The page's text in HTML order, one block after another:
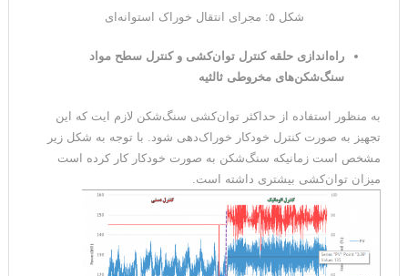
شکل ۵: مجرای انتقال خوراک استوانه‌ای
راه‌اندازی حلقه کنترل توان‌کشی و کنترل سطح مواد
سنگ‌شکن‌های مخروطی ثالثیه
به منظور استفاده از حداکثر توان‌کشی سنگ‌شکن لازم ایت که این
تجهیز به صورت کنترل خودکار خوراک‌دهی شود. با توجه به شکل زیر
مشخص است زمانیکه سنگ‌شکن به صورت خودکار کار کرده است
میزان توان‌کشی بیشتری داشته است.